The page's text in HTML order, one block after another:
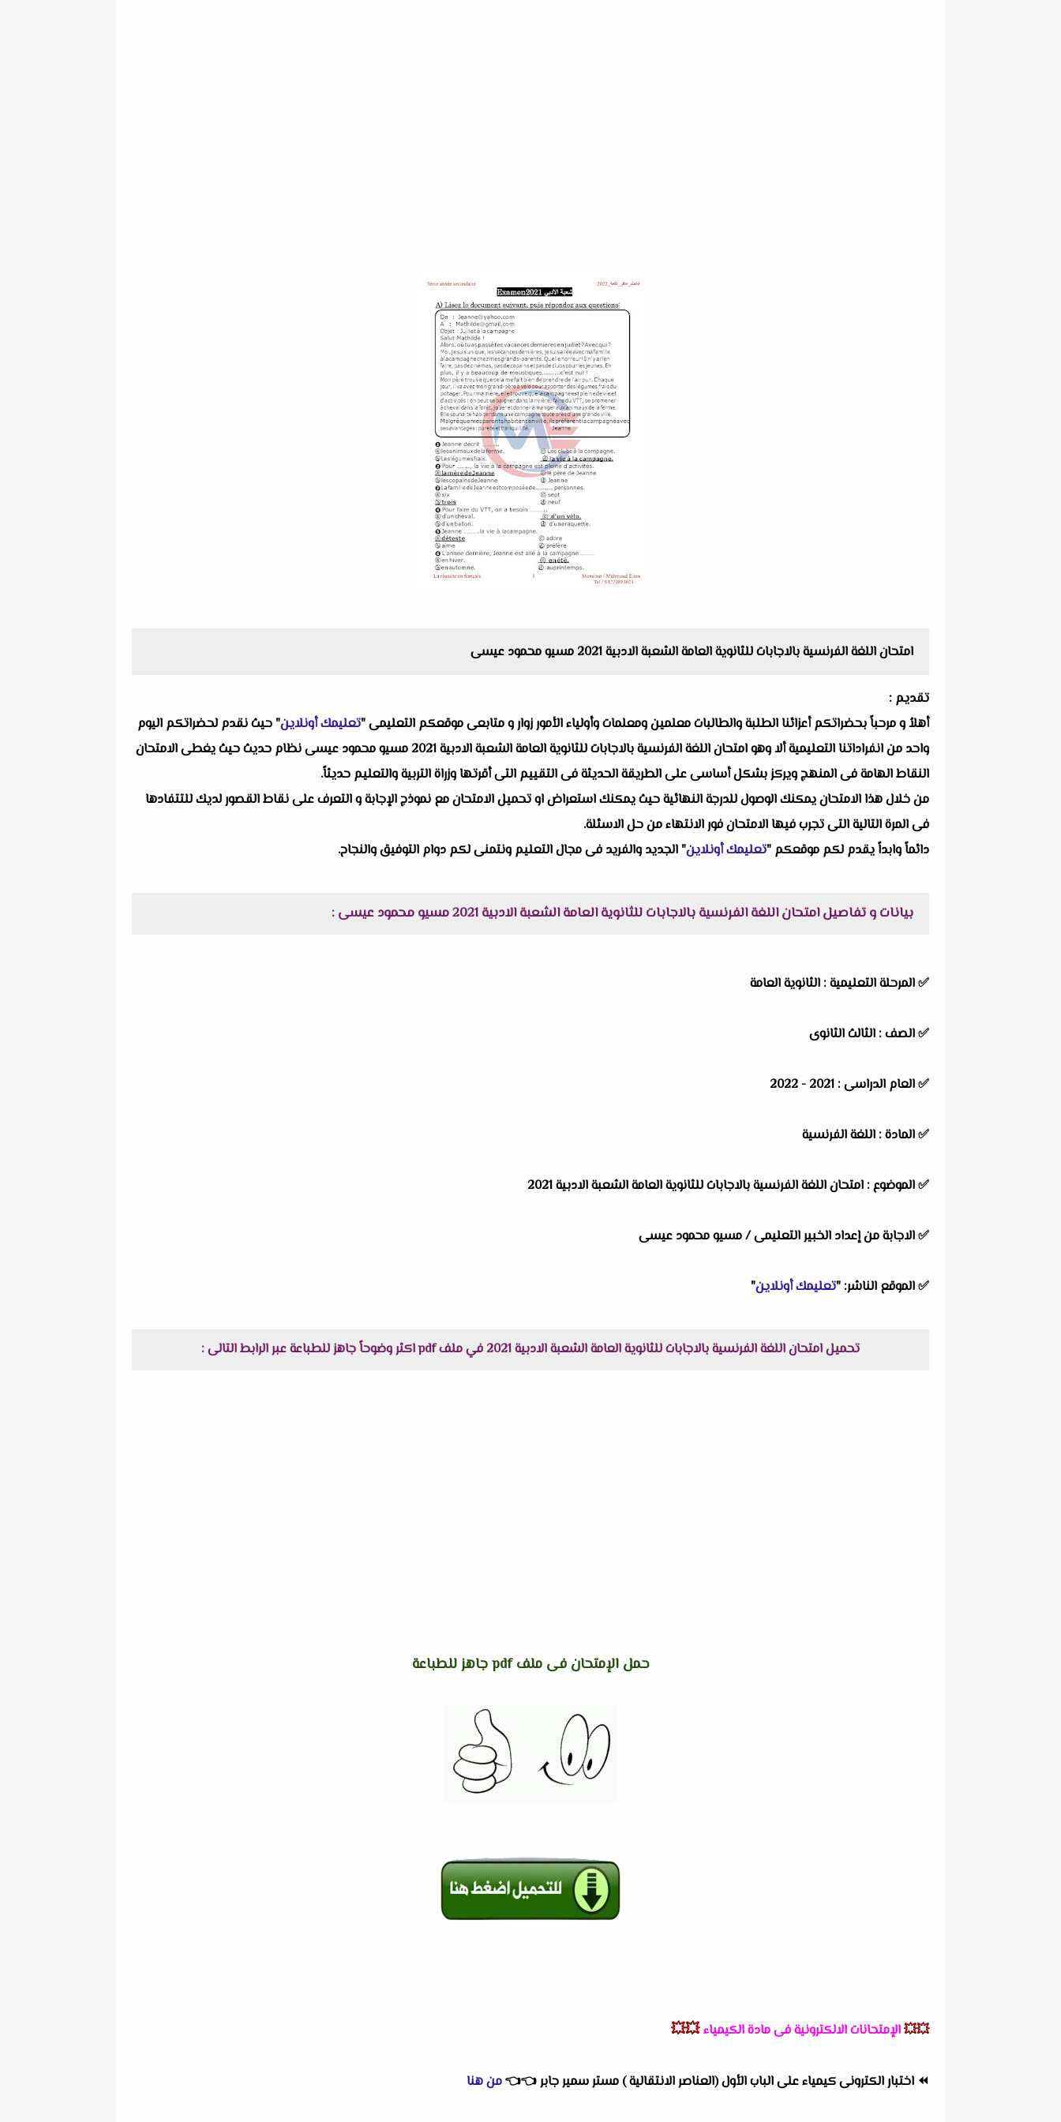
امتحان اللغة الفرنسية بالاجابات للثانوية العامة الشعبة الادبية 2021 مسيو محمود عيسى
تقديم :
أهلاُ و مرحباً بحضراتكم أعزائنا الطلبة والطالبات معلمين ومعلمات وأولياء الأمور زوار و متابعى موقعكم التعليمى "تعليمك أونلاين" حيث نقدم لحضراتكم اليوم
واحد من انفراداتنا التعليمية ألا وهو امتحان اللغة الفرنسية بالاجابات للثانوية العامة الشعبة الادبية 2021 مسيو محمود عيسى نظام حديث حيث يغطى الامتحان
النقاط الهامة فى المنهج ويركز بشكل أساسى على الطريقة الحديثة فى التقييم التى أقرتها وزراة التربية والتعليم حديثاً.
من خلال هذا الامتحان يمكنك الوصول للدرجة النهائية حيث يمكنك استعراض او تحميل الامتحان مع نموذج الإجابة و التعرف على نقاط القصور لديك للتتفادها
فى المرة التالية التى تجرب فيها الامتحان فور الانتهاء من حل الاسئلة.
دائماً وابداً يقدم لكم موقعكم "تعليمك أونلاين" الجديد والفريد فى مجال التعليم ونتمنى لكم دوام التوفيق والنجاح.
بيانات و تفاصيل امتحان اللغة الفرنسية بالاجابات للثانوية العامة الشعبة الادبية 2021 مسيو محمود عيسى :
✅المرحلة التعليمية : الثانوية العامة
✅الصف : الثالث الثانوى
✅العام الدراسى : 2021 - 2022
✅المادة : اللغة الفرنسية
✅الموضوع : امتحان اللغة الفرنسية بالاجابات للثانوية العامة الشعبة الادبية 2021
✅الاجابة من إعداد الخبير التعليمى / مسيو محمود عيسى
✅الموقع الناشر: "تعليمك أونلاين"
تحميل امتحان اللغة الفرنسية بالاجابات للثانوية العامة الشعبة الادبية 2021 في ملف pdf اكثر وضوحاً جاهز للطباعة عبر الرابط التالى :
حمل الإمتحان فى ملف pdf جاهز للطباعة
💥💥الإمتحانات الالكترونية فى مادة الكيمياء 💥💥
⏪ اختبار الكترونى كيمياء على الباب الأول (العناصر الانتقالية ) مستر سمير جابر👈
👈من هنا